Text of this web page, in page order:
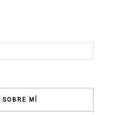
SOBRE MÍ